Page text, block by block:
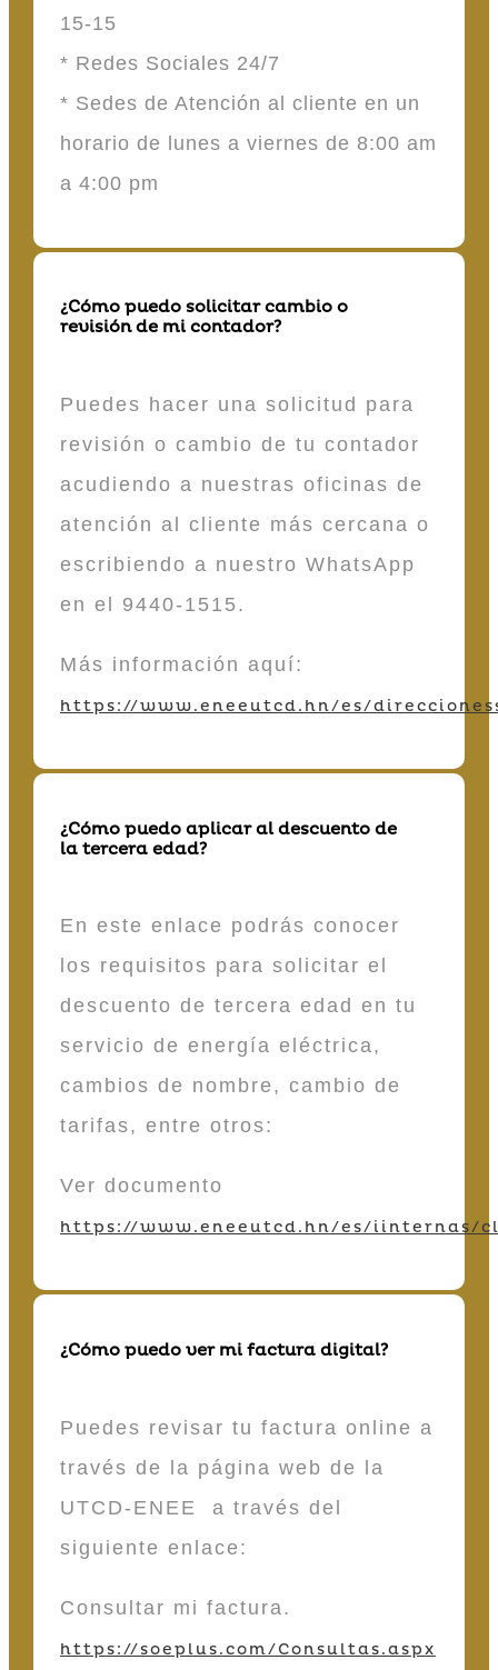
15-15
* Redes Sociales 24/7
* Sedes de Atención al cliente en un
horario de lunes a viernes de 8:00 am
a 4:00 pm
¿Cómo puedo solicitar cambio o
revisión de mi contador?
Puedes hacer una solicitud para
revisión o cambio de tu contador
acudiendo a nuestras oficinas de
atención al cliente más cercana o
escribiendo a nuestro WhatsApp
en el 9440-1515.
Más información aquí:
https://www.eneeutcd.hn/es/
¿Cómo puedo aplicar al descuento de
la tercera edad?
En este enlace podrás conocer
los requisitos para solicitar el
descuento de tercera edad en tu
servicio de energía eléctrica,
cambios de nombre, cambio de
tarifas, entre otros:
Ver documento
https://www.eneeutcd.hn/es/iinternas/
¿Cómo puedo ver mi factura digital?
Puedes revisar tu factura online a
través de la página web de la
UTCD-ENEE a través del
siguiente enlace:
Consultar mi factura.
https://soeplus.com/Consultas.aspx